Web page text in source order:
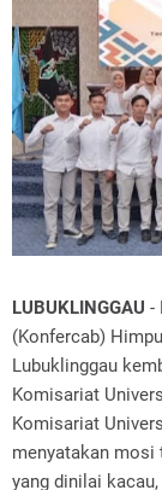
LUBUKLINGGAU -
(Konfercab)
Lubuklinggau
Komisariat
Komisariat
menyatakan mosi
yang dinilai